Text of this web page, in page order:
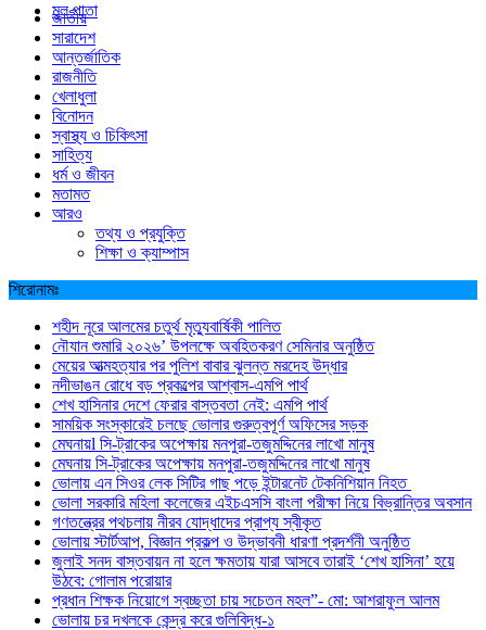
মুল পাতা
জাতীয়
সারাদেশ
আন্তর্জাতিক
রাজনীতি
খেলাধুলা
বিনোদন
স্বাস্থ্য ও চিকিৎসা
সাহিত্য
ধর্ম ও জীবন
মতামত
আরও
তথ্য ও প্রযুক্তি
শিক্ষা ও ক্যাম্পাস
শিরোনামঃ
শহীদ নূরে আলমের চতুর্থ মৃত্যুবার্ষিকী পালিত
নৌযান শুমারি ২০২৬’ উপলক্ষে অবহিতকরণ সেমিনার অনুষ্ঠিত
মেয়ের আত্মহত্যার পর পুলিশ বাবার ঝুলন্ত মরদেহ উদ্ধার
নদীভাঙন রোধে বড় প্রকল্পের আশ্বাস-এমপি পার্থ
শেখ হাসিনার দেশে ফেরার বাস্তবতা নেই: এমপি পার্থ
সাময়িক সংস্কারেই চলছে ভোলার গুরুত্বপূর্ণ অফিসের সড়ক
মেঘনায়l সি-ট্রাকের অপেক্ষায় মনপুরা-তজুমদ্দিনের লাখো মানুষ
মেঘনায় সি-ট্রাকের অপেক্ষায় মনপুরা-তজুমদ্দিনের লাখো মানুষ
ভোলায় এন সিওর লেক সিটির গাছ পড়ে ইন্টারনেট টেকনিশিয়ান নিহত
ভোলা সরকারি মহিলা কলেজের এইচএসসি বাংলা পরীক্ষা নিয়ে বিভ্রান্তির অবসান
গণতন্ত্রের পথচলায় নীরব যোদ্ধাদের প্রাপ্য স্বীকৃত
ভোলায় স্টার্টআপ, বিজ্ঞান প্রকল্প ও উদ্ভাবনী ধারণা প্রদর্শনী অনুষ্ঠিত
জুলাই সনদ বাস্তবায়ন না হলে ক্ষমতায় যারা আসবে তারাই ‘শেখ হাসিনা’ হয়ে
উঠবে: গোলাম পরোয়ার
প্রধান শিক্ষক নিয়োগে স্বচ্ছতা চায় সচেতন মহল”- মো: আশরাফুল আলম
ভোলায় চর দখলকে কেন্দ্র করে গুলিবিদ্ধ-১